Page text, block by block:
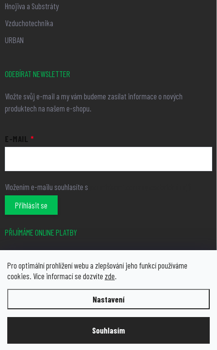
Pro optimální prohlížení webu a zlepšování jeho funkcí používáme
cookies. Více informací se dozvíte zde.
Nastavení
Souhlasím
Hnojiva a Substráty
Vzduchotechnika
URBAN
ODEBÍRAT NEWSLETTER
Vložte svůj e-mail a my vám budeme zasílat informace o nových
produktech na našem e-shopu.
E-MAIL
Vložením e-mailu souhlasíte s
Přihlásit se
PŘIJÍMÁME ONLINE PLATBY
Copyright 2026growcity.cz. Všechna práva vyhrazena.Upravit